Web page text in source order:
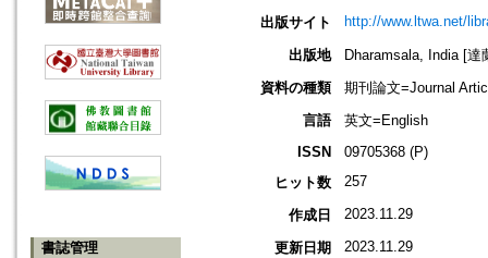
書誌管理
出版サイト http://www.ltwa.net/
出版地
Dharamsala, India [達
資料の種類
期刊論文=Journal
言語
英文=English
ISSN
09705368 (P)
ヒット数
257
作成日 2023.11.29
更新日期 2023.11.29